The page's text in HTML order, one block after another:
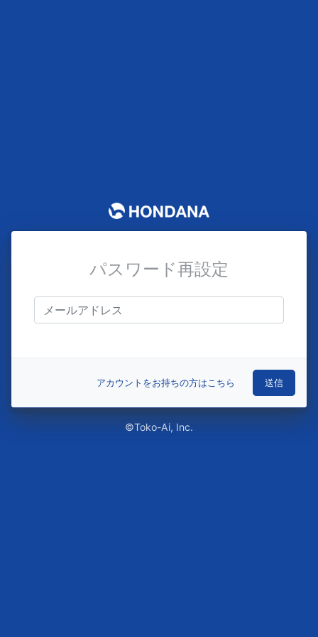
パスワード再設定
アカウントをお持ちの方はこちら
©Toko-Ai, Inc.